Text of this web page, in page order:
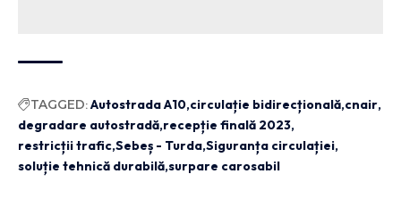
TAGGED:Autostrada A10 circulație bidirecțională cnair
degradare autostradă recepție finală 2023
restricții trafic Sebeș - Turda Siguranța circulației
soluție tehnică durabilă surpare carosabil